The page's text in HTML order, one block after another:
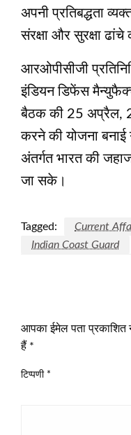
अपनी प्रतिबद्धता
संरक्षा और सुरक्षा
आरओपीसीजी
इंडियन डिफेंस
बैठक की 25 अप्रैल,
करने की योजना बनाई
अंतर्गत भारत की
जा सके।
Tagged: Current
Indian Coast Guard
आपका ईमेल पता प्रकाशित
हैं *
टिप्पणी *